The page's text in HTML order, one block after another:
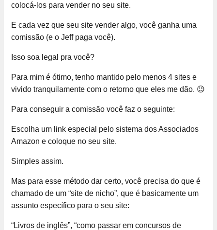
colocá-los para vender no seu site.
E cada vez que seu site vender algo, você ganha uma
comissão (e o Jeff paga você).
Isso soa legal pra você?
Para mim é ótimo, tenho mantido pelo menos 4 sites e
vivido tranquilamente com o retorno que eles me dão. 😉
Para conseguir a comissão você faz o seguinte:
Escolha um link especial pelo sistema dos Associados
Amazon e coloque no seu site.
Simples assim.
Mas para esse método dar certo, você precisa do que é
chamado de um “site de nicho”, que é basicamente um
assunto específico para o seu site:
“Livros de inglês”, “como passar em concursos de